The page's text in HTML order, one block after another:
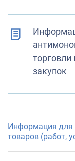
торговли
закупок
Информация для
товаров (работ,